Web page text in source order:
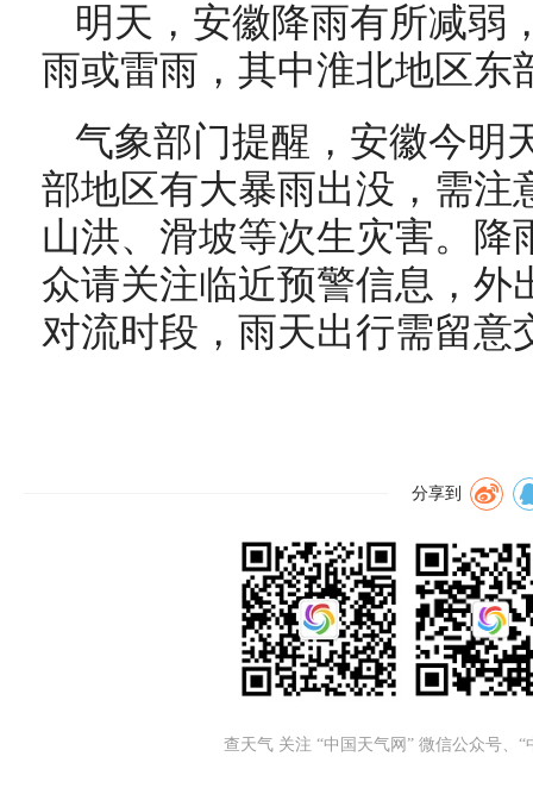
明天，安徽降雨有所减弱
雨或雷雨，其中淮北地区东
气象部门提醒，安徽今明
部地区有大暴雨出没，需注
山洪、滑坡等次生灾害。降
众请关注临近预警信息，外
对流时段，雨天出行需留意
分享到
查天气 关注 “中国天气网” 微信公众号、